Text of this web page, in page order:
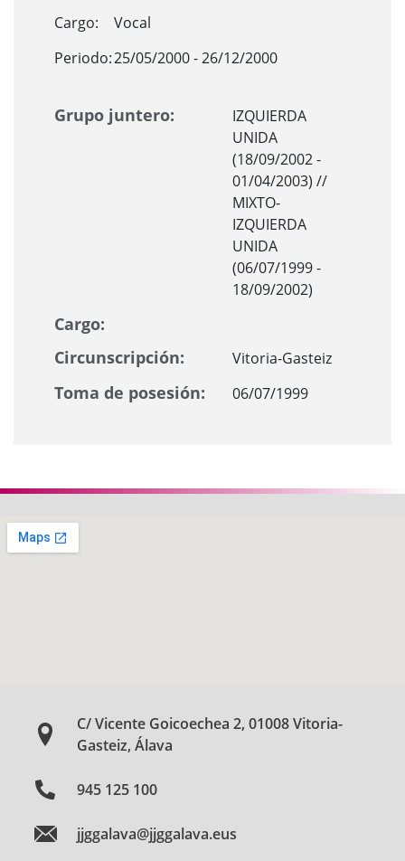
Cargo:
Vocal
Periodo:25/05/2000 - 26/12/2000
Grupo juntero:
IZQUIERDA
UNIDA
(18/09/2002 -
01/04/2003) //
MIXTO-
IZQUIERDA
UNIDA
(06/07/1999 -
18/09/2002)
Cargo:
Circunscripción:
Vitoria-Gasteiz
Toma de posesión: 06/07/1999
C/ Vicente Goicoechea 2, 01008 Vitoria-
Gasteiz, Álava
945 125 100
jjggalava@jjggalava.eus